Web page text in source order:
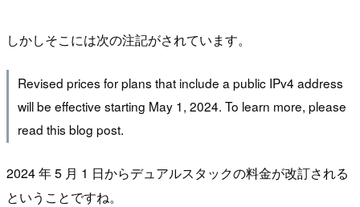
しかしそこには次の注記がされています。
Revised prices for plans that include a public IPv4 address
will be effective starting May 1, 2024. To learn more, please
read this blog post.
2024 年 5 月 1 日からデュアルスタックの料金が改訂される
ということですね。